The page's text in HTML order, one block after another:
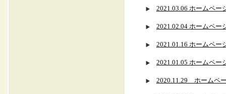
2021.03.06 ホームペー
2021.02.04 ホームペー
2021.01.16 ホームペー
2021.01.05 ホームペー
2020.11.29 ホームペ